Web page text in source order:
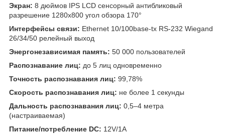
Экран: 8 дюймов IPS LCD сенсорный антибликовый
разрешение 1280х800 угол обзора 170°
Интерфейсы связи: Ethernet 10/100base-tx RS-232 Wiegand
26/34/50 релейный выход
Энергонезависимая память: 50 000 пользователей
Распознавание лиц: до 5 лиц одновременно
Точность распознавания лиц: 99,78%
Скорость распознавания лиц: не более 1 секунды
Дальность распознавания лиц: 0,5–4 метра
(настраиваемая)
Питание/потребление DC: 12V/1A